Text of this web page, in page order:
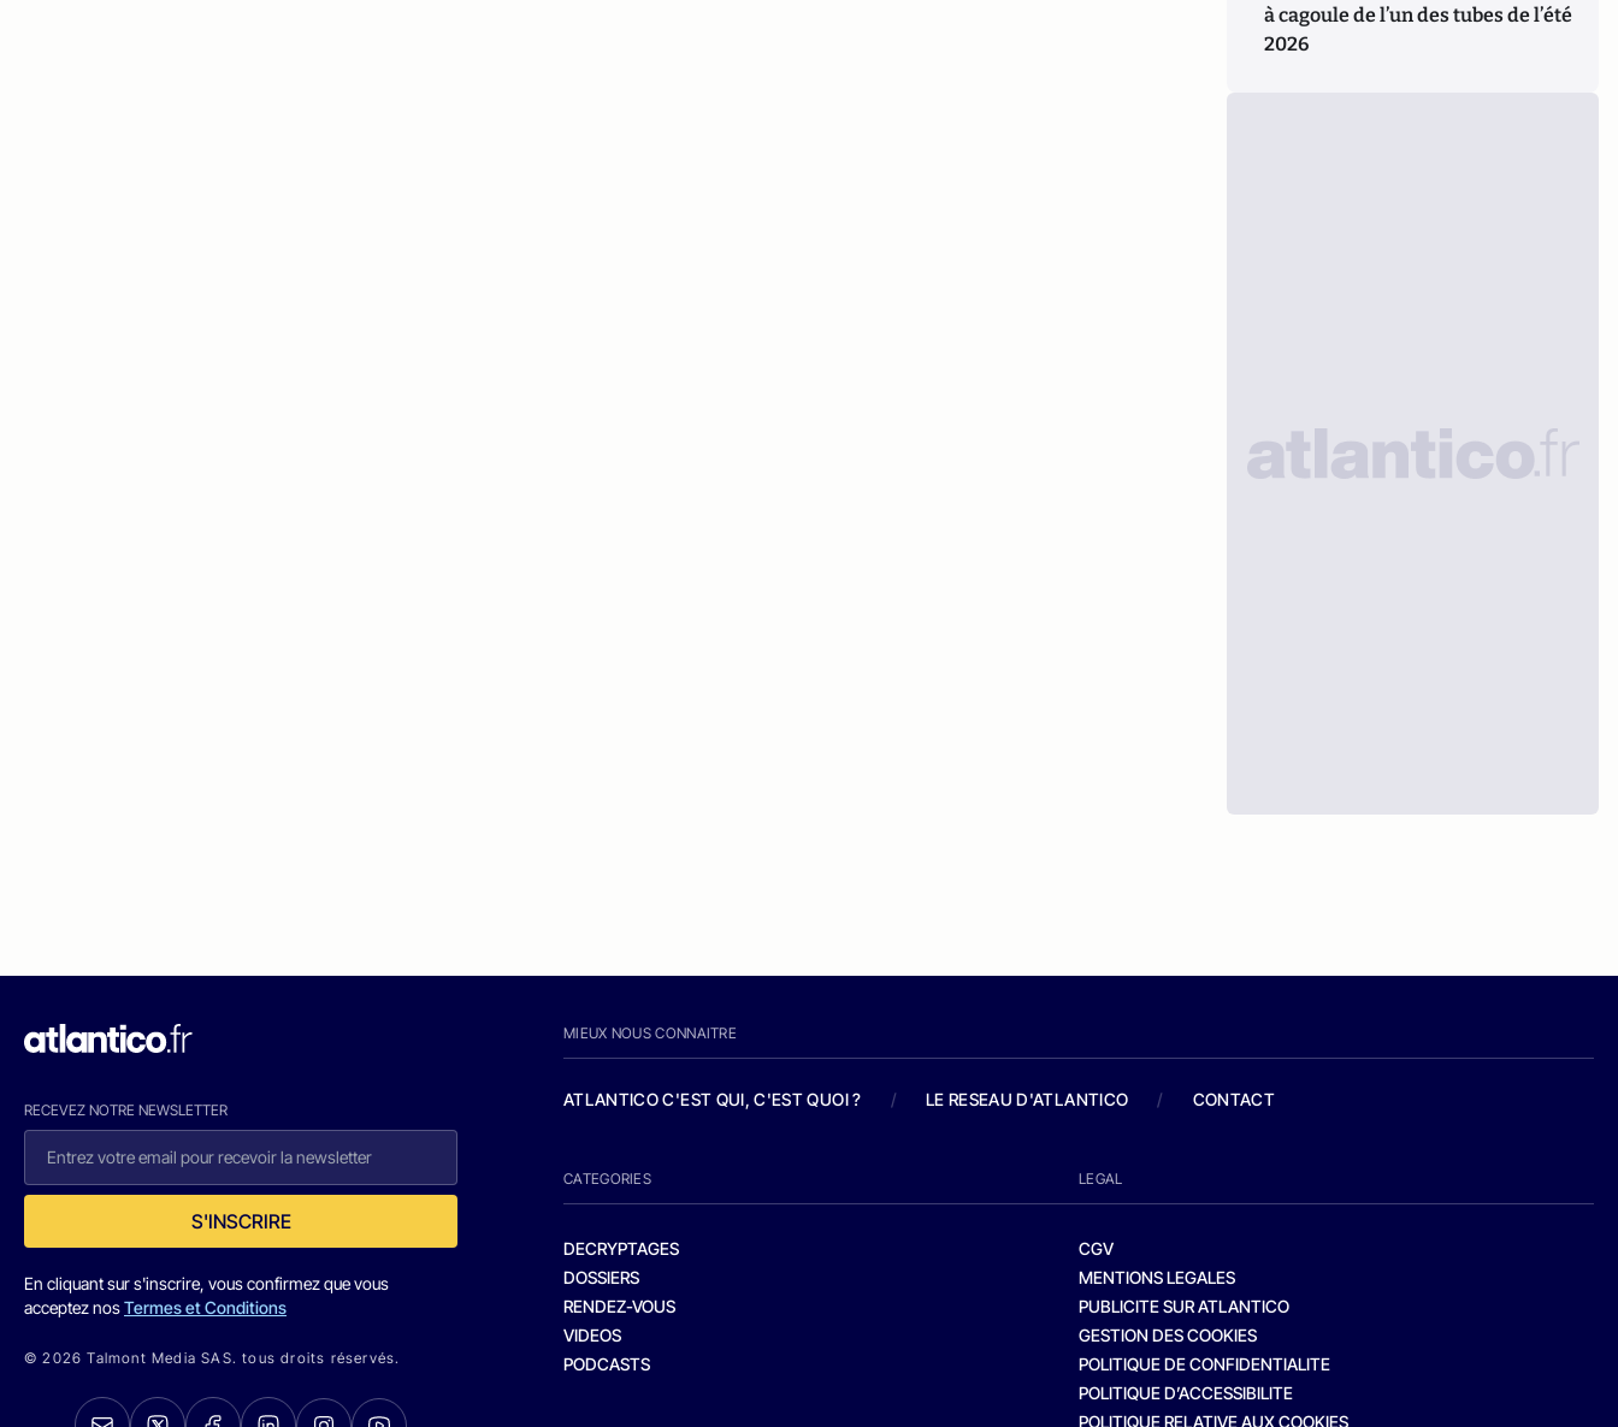
à cagoule de l’un des tubes de l’été
2026
RECEVEZ NOTRE NEWSLETTER
S'INSCRIRE
En cliquant sur s'inscrire, vous confirmez que vous
acceptez nosTermes et Conditions
© 2026 Talmont Media SAS. tous droits réservés.
MIEUX NOUS CONNAITRE
ATLANTICO C'EST QUI, C'EST QUOI ? / LE RESEAU D'ATLANTICO / CONTACT
CATEGORIES
DECRYPTAGES
DOSSIERS
RENDEZ-VOUS
VIDEOS
PODCASTS
LEGAL
CGV
MENTIONS LEGALES
PUBLICITE SUR ATLANTICO
GESTION DES COOKIES
POLITIQUE DE CONFIDENTIALITE
POLITIQUE D’ACCESSIBILITE
POLITIQUE RELATIVE AUX COOKIES